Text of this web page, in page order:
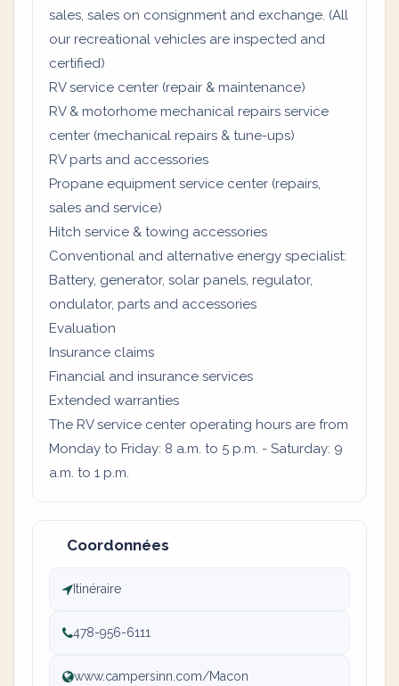
sales, sales on consignment and exchange. (All
our recreational vehicles are inspected and
certified)
RV service center (repair & maintenance)
RV & motorhome mechanical repairs service
center (mechanical repairs & tune-ups)
RV parts and accessories
Propane equipment service center (repairs,
sales and service)
Hitch service & towing accessories
Conventional and alternative energy specialist:
Battery, generator, solar panels, regulator,
ondulator, parts and accessories
Evaluation
Insurance claims
Financial and insurance services
Extended warranties
The RV service center operating hours are from
Monday to Friday: 8 a.m. to 5 p.m. - Saturday: 9
a.m. to 1 p.m.
Coordonnées
Itinéraire
478-956-6111
www.campersinn.com/Macon